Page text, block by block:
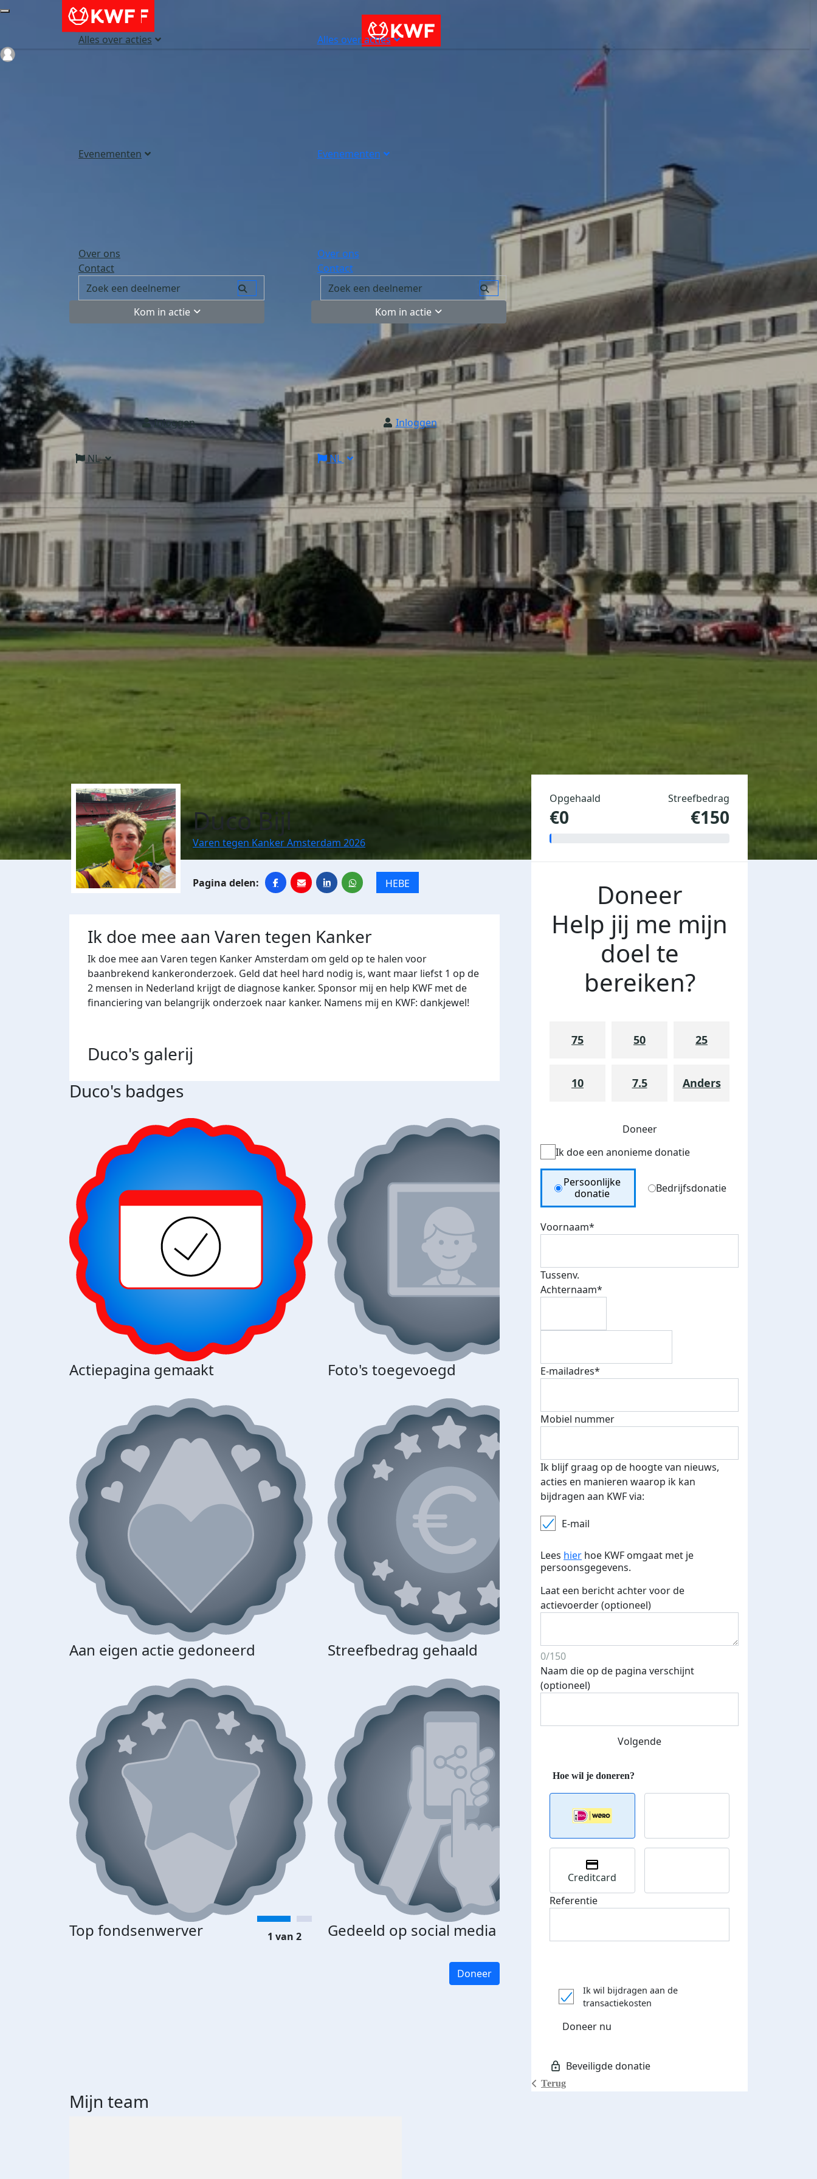
Alles over acties
Evenementen
Over ons
Contact
Kom in actie
Inloggen
NL
Alles over acties
Evenementen
Over ons
Contact
Kom in actie
Inloggen
NL
Duco Bijl
Varen tegen Kanker Amsterdam 2026
HEBE
Ik doe mee aan Varen tegen Kanker
Ik doe mee aan Varen tegen Kanker Amsterdam om geld op te halen voor
baanbrekend kankeronderzoek. Geld dat heel hard nodig is, want maar liefst 1 op de
2 mensen in Nederland krijgt de diagnose kanker. Sponsor mij en help KWF met de
financiering van belangrijk onderzoek naar kanker. Namens mij en KWF: dankjewel!
Duco's galerij
Duco's badges
Actiepagina gemaakt Foto's toegevoegd E-mails verstuurd
Aan eigen actie gedoneerd Streefbedrag gehaald Streefbedrag verhoogd
Top fondsenwerver Gedeeld op social media
Top fondsenwerver
1 van 2
Doneer
Opgehaald
€0
Streefbedrag
€150
Doneer
Help jij me mijn
doel te
bereiken?
75 50 25
10 7.5 Anders
Doneer
Ik doe een anonieme donatie
Donation Type
Persoonlijke
donatie
Bedrijfsdonatie
Voornaam*
Tussenv.
Achternaam*
E-mailadres*
Mobiel nummer
Ik blijf graag op de hoogte van nieuws,
acties en manieren waarop ik kan
bijdragen aan KWF via:
E-mail
Lees hier hoe KWF omgaat met je
persoonsgegevens.
Laat een bericht achter voor de
actievoerder (optioneel)
0/150
Naam die op de pagina verschijnt
(optioneel)
Volgende
Terug
Creditcard
Referentie
Ik wil bijdragen aan de
transactiekosten
Doneer nu
Mijn team